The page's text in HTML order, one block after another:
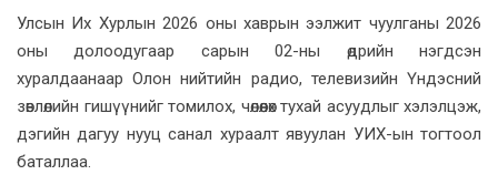
Улсын Их Хурлын 2026 оны хаврын ээлжит чуулганы 2026
оны долоодугаар сарын 02-ны өдрийн нэгдсэн
хуралдаанаар Олон нийтийн радио, телевизийн Үндэсний
зөвлөлийн гишүүнийг томилох, чөлөөлөх тухай асуудлыг хэлэлцэж,
дэгийн дагуу нууц санал хураалт явуулан УИХ-ын тогтоол
баталлаа.